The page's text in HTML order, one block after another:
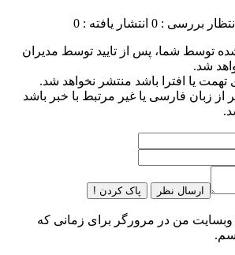
بررسی : 0 انتشار یافته : 0
توسط شما، پس از تایید توسط مدیران
شد.
یا افترا باشد منتشر نخواهد شد.
از زبان فارسی یا غیر مرتبط با خبر باشد
ارسال نظر پاک کردن !
وبسایت من در مرورگر برای زمانی که